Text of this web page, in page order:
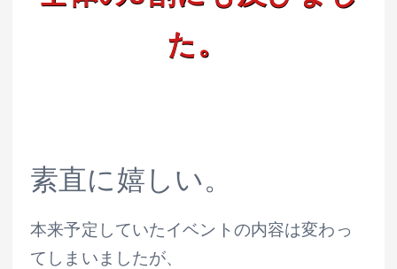
た。
素直に嬉しい。
本来予定していたイベントの内容は変わっ
てしまいましたが、